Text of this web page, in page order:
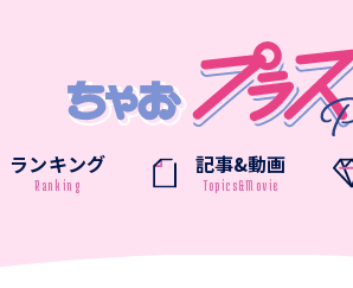
ランキング 記事&動画